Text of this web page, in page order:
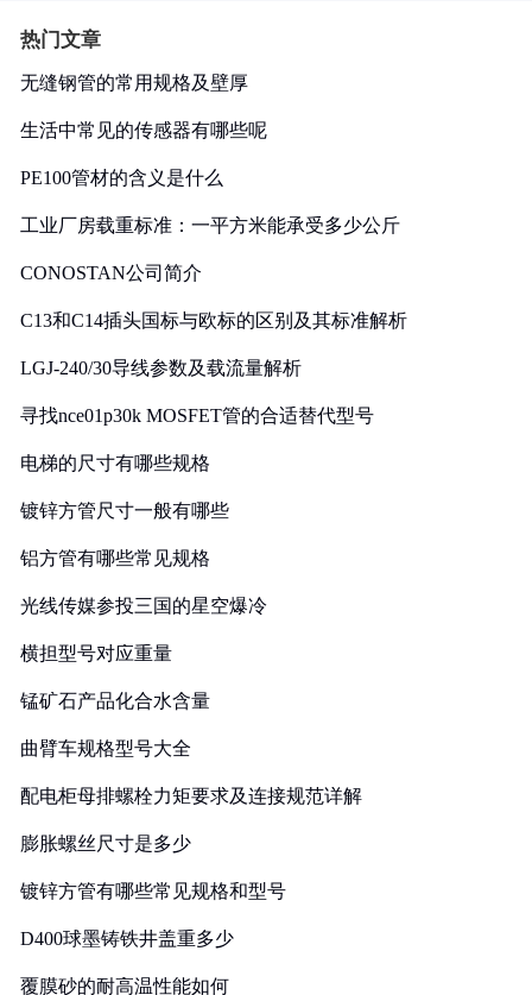
热门文章
无缝钢管的常用规格及壁厚
生活中常见的传感器有哪些呢
PE100管材的含义是什么
工业厂房载重标准：一平方米能承受多少公斤
CONOSTAN公司简介
C13和C14插头国标与欧标的区别及其标准解析
LGJ-240/30导线参数及载流量解析
寻找nce01p30k MOSFET管的合适替代型号
电梯的尺寸有哪些规格
镀锌方管尺寸一般有哪些
铝方管有哪些常见规格
光线传媒参投三国的星空爆冷
横担型号对应重量
锰矿石产品化合水含量
曲臂车规格型号大全
配电柜母排螺栓力矩要求及连接规范详解
膨胀螺丝尺寸是多少
镀锌方管有哪些常见规格和型号
D400球墨铸铁井盖重多少
覆膜砂的耐高温性能如何